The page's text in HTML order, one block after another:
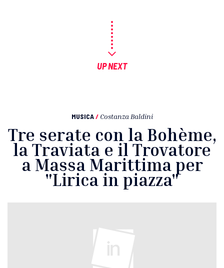
UP NEXT
MUSICA / Costanza Baldini
Tre serate con la Bohème,
la Traviata e il Trovatore
a Massa Marittima per
"Lirica in piazza"